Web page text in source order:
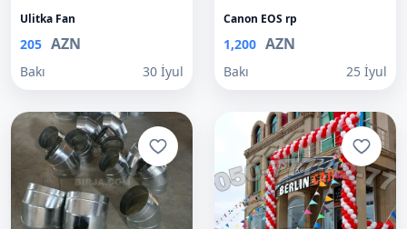
Ulitka Fan
205 AZN
Bakı 30 İyul
Canon EOS rp
1,200 AZN
Bakı 25 İyul